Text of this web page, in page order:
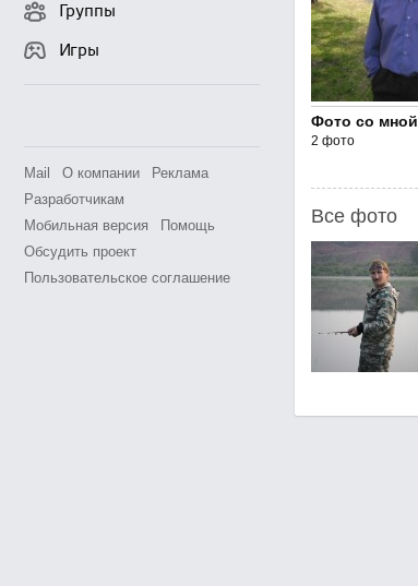
Группы
Игры
Mail О компании
Реклама
Разработчикам
Мобильная версия
Помощь
Обсудить проект
Пользовательское соглашение
Фото со мной
2 фото
Все фото